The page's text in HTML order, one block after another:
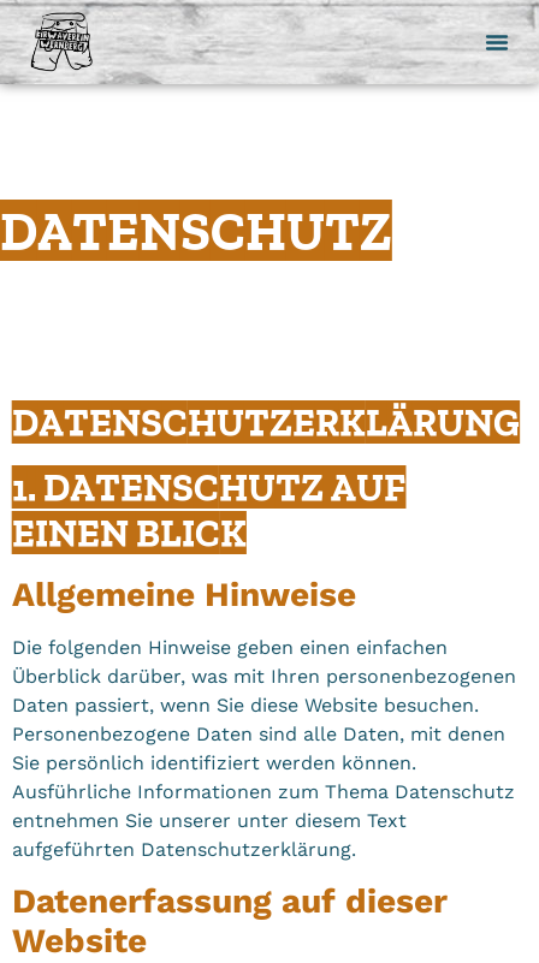
DATENSCHUTZ
DATENSCHUTZ­ERKLÄRUNG
1. DATENSCHUTZ AUF
EINEN BLICK
Allgemeine Hinweise
Die folgenden Hinweise geben einen einfachen
Überblick darüber, was mit Ihren personenbezogenen
Daten passiert, wenn Sie diese Website besuchen.
Personenbezogene Daten sind alle Daten, mit denen
Sie persönlich identifiziert werden können.
Ausführliche Informationen zum Thema Datenschutz
entnehmen Sie unserer unter diesem Text
aufgeführten Datenschutzerklärung.
Datenerfassung auf dieser
Website